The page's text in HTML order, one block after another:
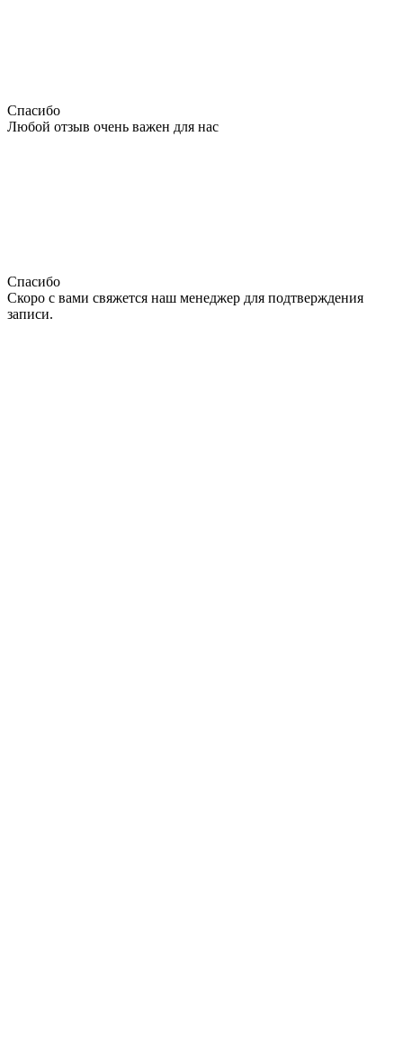
Спасибо
Любой отзыв очень важен для нас
Спасибо
Скоро с вами свяжется наш менеджер для подтверждения
записи.